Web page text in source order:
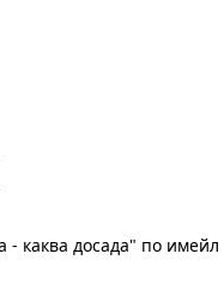
каква досада" по имейл